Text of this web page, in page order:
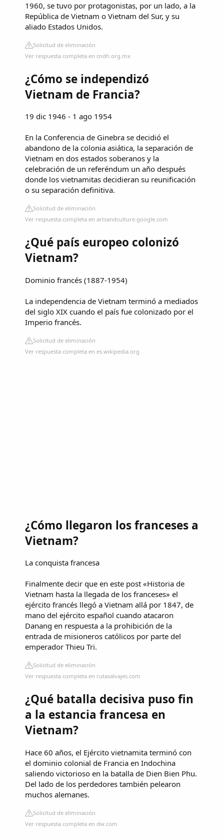
1960, se tuvo por protagonistas, por un lado, a la
República de Vietnam o Vietnam del Sur, y su
aliado Estados Unidos.
Solicitud de eliminación
Ver respuesta completa en cndh.org.mx
¿Cómo se independizó
Vietnam de Francia?
19 dic 1946 - 1 ago 1954
En la Conferencia de Ginebra se decidió el
abandono de la colonia asiática, la separación de
Vietnam en dos estados soberanos y la
celebración de un referéndum un año después
donde los vietnamitas decidieran su reunificación
o su separación definitiva.
Solicitud de eliminación
Ver respuesta completa en artsandculture.google.com
¿Qué país europeo colonizó
Vietnam?
Dominio francés (1887-1954)
La independencia de Vietnam terminó a mediados
del siglo XIX cuando el país fue colonizado por el
Imperio francés.
Solicitud de eliminación
Ver respuesta completa en es.wikipedia.org
¿Cómo llegaron los franceses a
Vietnam?
La conquista francesa
Finalmente decir que en este post «Historia de
Vietnam hasta la llegada de los franceses» el
ejército francés llegó a Vietnam allá por 1847, de
mano del ejército español cuando atacaron
Danang en respuesta a la prohibición de la
entrada de misioneros católicos por parte del
emperador Thieu Tri.
Solicitud de eliminación
Ver respuesta completa en rutasalvajes.com
¿Qué batalla decisiva puso fin
a la estancia francesa en
Vietnam?
Hace 60 años, el Ejército vietnamita terminó con
el dominio colonial de Francia en Indochina
saliendo victorioso en la batalla de Dien Bien Phu.
Del lado de los perdedores también pelearon
muchos alemanes.
Solicitud de eliminación
Ver respuesta completa en dw.com